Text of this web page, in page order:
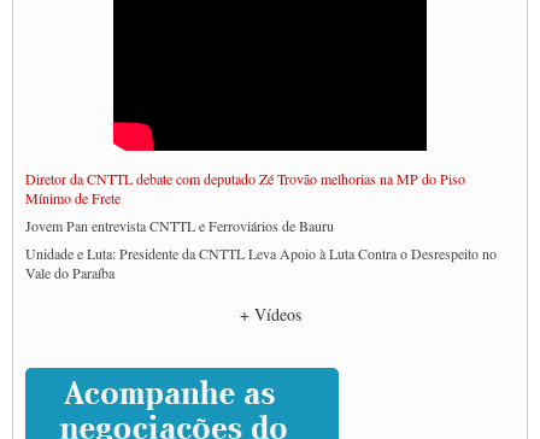
Diretor da CNTTL debate com deputado Zé Trovão melhorias na MP do Piso
Mínimo de Frete
Jovem Pan entrevista CNTTL e Ferroviários de Bauru
Unidade e Luta: Presidente da CNTTL Leva Apoio à Luta Contra o Desrespeito no
Vale do Paraíba
Caminhoneiros prometem paralisação e cobram diálogo com Lula
CNTTL e lideranças de caminhoneiros participam de debate sobre saúde nas
rodovias
+ Vídeos